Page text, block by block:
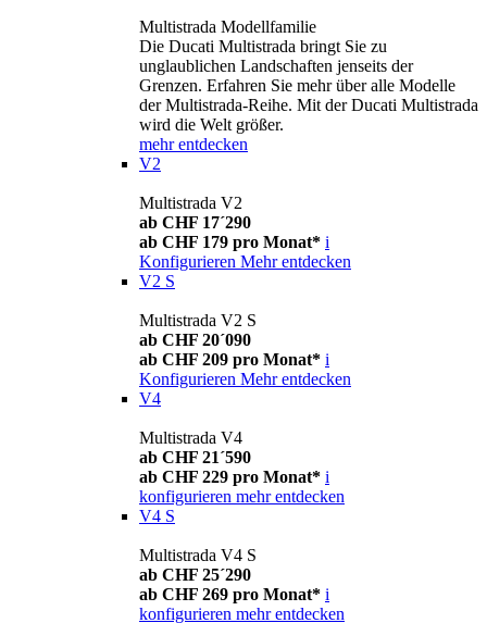
Multistrada Modellfamilie
Die Ducati Multistrada bringt Sie zu
unglaublichen Landschaften jenseits der
Grenzen. Erfahren Sie mehr über alle Modelle
der Multistrada-Reihe. Mit der Ducati Multistrada
wird die Welt größer.
mehr entdecken
V2
Multistrada V2
ab CHF 17´290
ab CHF 179 pro Monat* i
Konfigurieren Mehr entdecken
V2 S
Multistrada V2 S
ab CHF 20´090
ab CHF 209 pro Monat* i
Konfigurieren Mehr entdecken
V4
Multistrada V4
ab CHF 21´590
ab CHF 229 pro Monat* i
konfigurieren mehr entdecken
V4 S
Multistrada V4 S
ab CHF 25´290
ab CHF 269 pro Monat* i
konfigurieren mehr entdecken